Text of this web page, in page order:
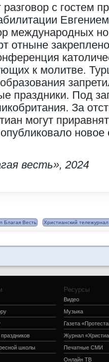
с гостем
международных
отныне
к молитве.
праздники. Под
За
могут
весть», 2024
Благая Весть Христианский
школы
Ресурсы
Видео
Музыка
Газета
Журнал
Печатные СМИ
Онлайн ТВ